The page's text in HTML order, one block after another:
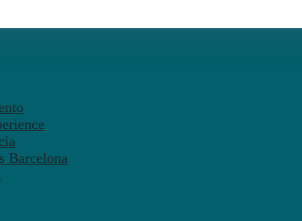
Barcelona